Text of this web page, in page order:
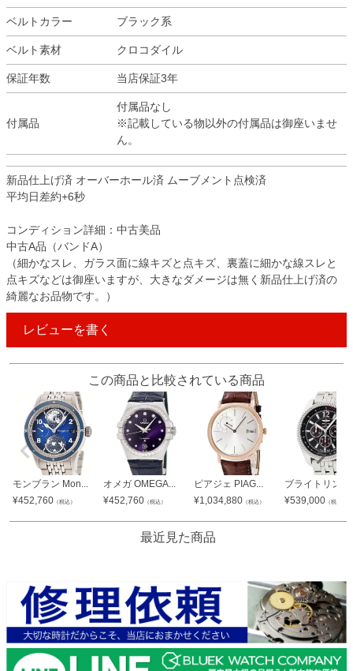
ベルトカラー ブラック系
ベルト素材 クロコダイル
保証年数 当店保証3年
付属品
付属品なし
※記載している物以外の付属品は御座いませ
ん。
新品仕上げ済 オーバーホール済 ムーブメント点検済
平均日差約+6秒
コンディション詳細：中古美品
中古A品（バンドA）
（細かなスレ、ガラス面に線キズと点キズ、裏蓋に細かな線スレと
点キズなどは御座いますが、大きなダメージは無く新品仕上げ済の
綺麗なお品物です。）
レビューを書く
この商品と比較されている商品
モンブラン Mon...
¥452,760 （税込）
オメガ OMEGA...
¥452,760 （税込）
ピアジェ PIAG...
¥1,034,880 （税込）
ブライトリング
¥539,000 （税込）
最近見た商品